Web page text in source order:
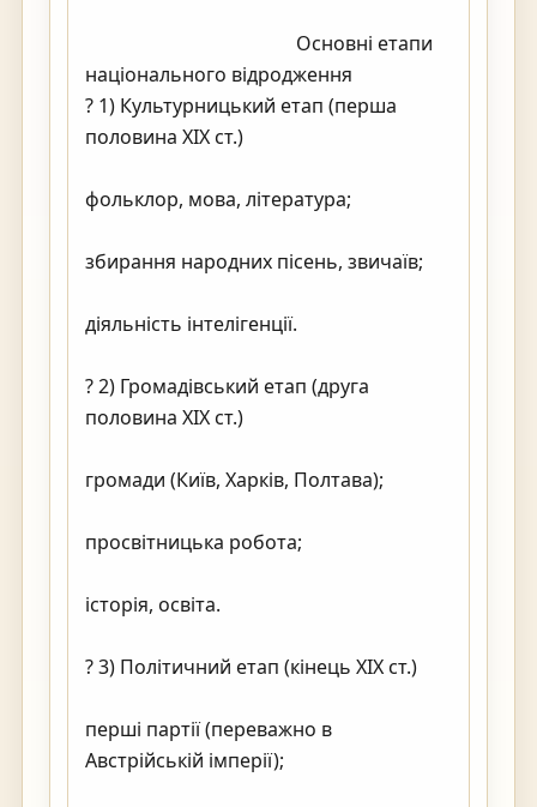
національного відродження
? 1) Культурницький етап (перша
половина XIX ст.)
фольклор, мова, література;
збирання народних пісень, звичаїв;
діяльність інтелігенції.
? 2) Громадівський етап (друга
половина XIX ст.)
громади (Київ, Харків, Полтава);
просвітницька робота;
історія, освіта.
? 3) Політичний етап (кінець XIX ст.)
перші партії (переважно в
Австрійській імперії);